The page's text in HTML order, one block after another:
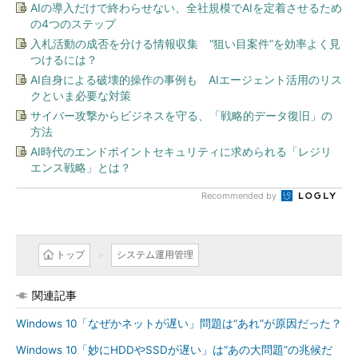
AIの導入だけで終わらせない、全社規模でAIを定着させるため
の4つのステップ
入札活動の成否を分ける情報収集 “狙い目案件”を効率よく見
つけるには？
AI自身による破壊的操作の事例も AIエージェント活用のリス
クといま必要な対策
サイバー攻撃からビジネスを守る、「戦略的データ復旧」の
方法
AI時代のエンドポイントセキュリティに求められる「レジリ
エンス戦略」とは？
Recommended by
トップ システム運用管理
関連記事
Windows 10「なぜかネットが遅い」問題は“あれ”が原因だった？
Windows 10「妙にHDDやSSDが遅い」は“あの大問題”の兆候だ